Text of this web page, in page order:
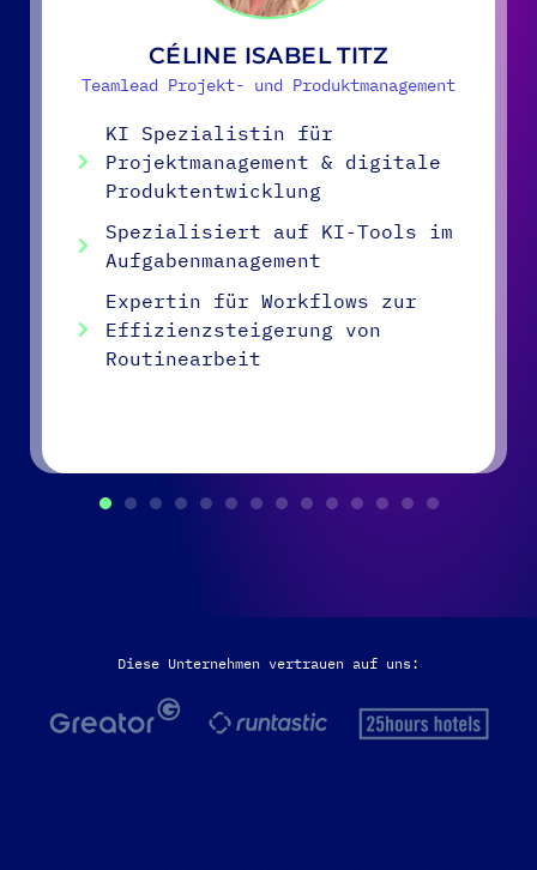
CÉLINE ISABEL TITZ
Teamlead Projekt- und Produktmanagement
KI Spezialistin für
Projektmanagement & digitale
Produktentwicklung
Spezialisiert auf KI-Tools im
Aufgabenmanagement
Expertin für Workflows zur
Effizienzsteigerung von
Routinearbeit
Diese Unternehmen vertrauen auf uns: